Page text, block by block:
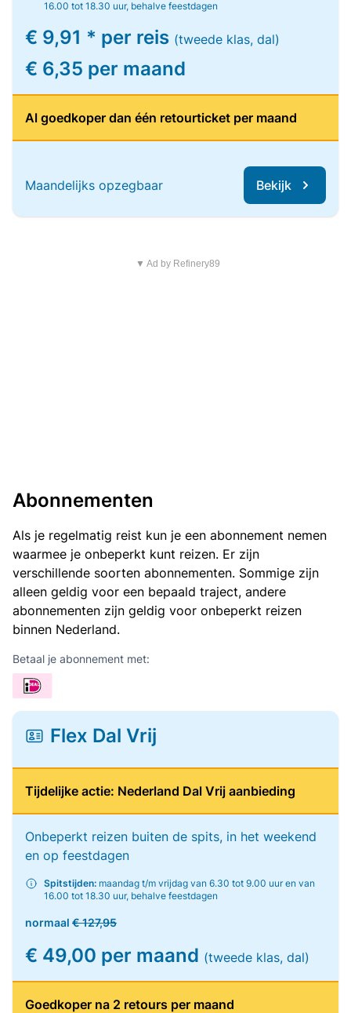
16.00 tot 18.30 uur, behalve feestdagen
€ 9,91 * per reis (tweede klas, dal)
€ 6,35 per maand
Al goedkoper dan één retourticket per maand
Maandelijks opzegbaar Bekijk
▼ Ad by Refinery89
Abonnementen
Als je regelmatig reist kun je een abonnement nemen
waarmee je onbeperkt kunt reizen. Er zijn
verschillende soorten abonnementen. Sommige zijn
alleen geldig voor een bepaald traject, andere
abonnementen zijn geldig voor onbeperkt reizen
binnen Nederland.
Betaal je abonnement met:
Flex Dal Vrij
Tijdelijke actie: Nederland Dal Vrij aanbieding
Onbeperkt reizen buiten de spits, in het weekend
en op feestdagen
Spitstijden: maandag t/m vrijdag van 6.30 tot 9.00 uur en van
16.00 tot 18.30 uur, behalve feestdagen
normaal € 127,95
€ 49,00 per maand (tweede klas, dal)
Goedkoper na 2 retours per maand